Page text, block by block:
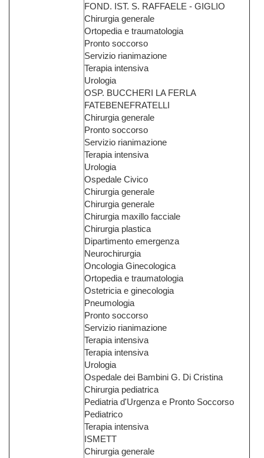
FOND. IST. S. RAFFAELE - GIGLIO
Chirurgia generale
Ortopedia e traumatologia
Pronto soccorso
Servizio rianimazione
Terapia intensiva
Urologia
OSP. BUCCHERI LA FERLA
FATEBENEFRATELLI
Chirurgia generale
Pronto soccorso
Servizio rianimazione
Terapia intensiva
Urologia
Ospedale Civico
Chirurgia generale
Chirurgia generale
Chirurgia maxillo facciale
Chirurgia plastica
Dipartimento emergenza
Neurochirurgia
Oncologia Ginecologica
Ortopedia e traumatologia
Ostetricia e ginecologia
Pneumologia
Pronto soccorso
Servizio rianimazione
Terapia intensiva
Terapia intensiva
Urologia
Ospedale dei Bambini G. Di Cristina
Chirurgia pediatrica
Pediatria d'Urgenza e Pronto Soccorso
Pediatrico
Terapia intensiva
ISMETT
Chirurgia generale